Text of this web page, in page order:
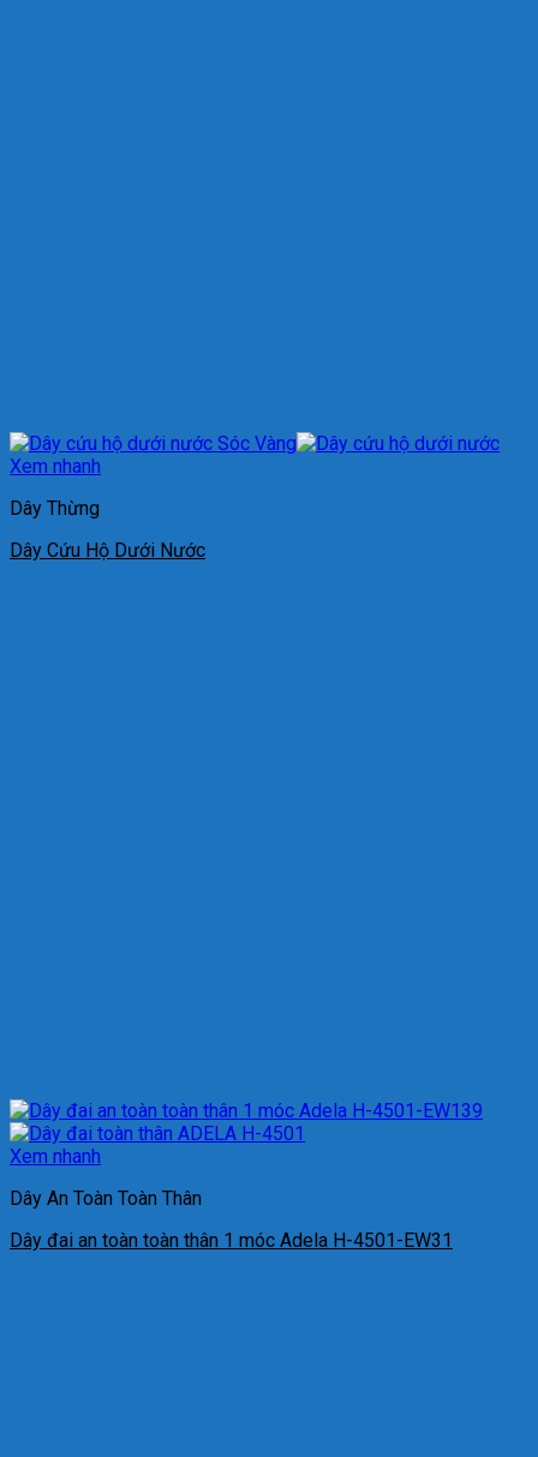
Xem nhanh
Dây Thừng
Dây Cứu Hộ Dưới Nước
Xem nhanh
Dây An Toàn Toàn Thân
Dây đai an toàn toàn thân 1 móc Adela H-4501-EW31